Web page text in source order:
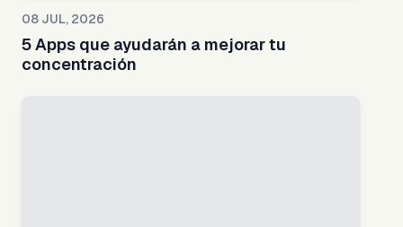
08 JUL, 2026
5 Apps que ayudarán a mejorar tu
concentración